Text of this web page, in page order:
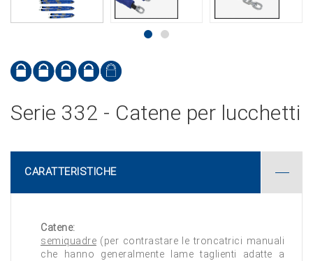
Serie 332 - Catene per lucchetti
CARATTERISTICHE
Catene:
semiquadre (per contrastare le troncatrici manuali
che hanno generalmente lame taglienti adatte a